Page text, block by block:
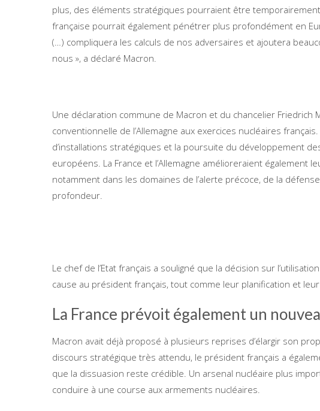
plus, des éléments stratégiques pourraient être temporairement
française pourrait également pénétrer plus profondément en
(…) compliquera les calculs de nos adversaires et ajoutera
nous », a déclaré Macron.
Une déclaration commune de Macron et du chancelier Friedrich
conventionnelle de l’Allemagne aux exercices nucléaires
d’installations stratégiques et la poursuite du développement
européens. La France et l’Allemagne amélioreraient également
notamment dans les domaines de l’alerte précoce, de la
profondeur.
Le chef de l’Etat français a souligné que la décision sur
cause au président français, tout comme leur planification et
La France prévoit également un
Macron avait déjà proposé à plusieurs reprises d’élargir son
discours stratégique très attendu, le président français a
que la dissuasion reste crédible. Un arsenal nucléaire plus
conduire à une course aux armements nucléaires.